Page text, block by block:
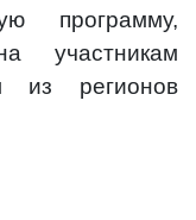
программу,
участникам
из регионов